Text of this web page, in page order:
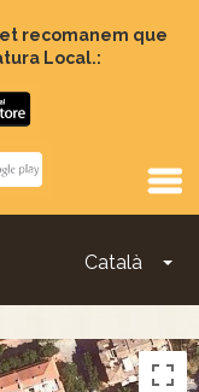
recomanem que
Local.:
Català